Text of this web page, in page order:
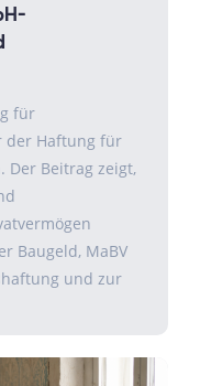
für
der Haftung für
Der Beitrag zeigt,
Baugeld, MaBV
und zur